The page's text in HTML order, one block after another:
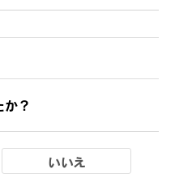
？
いいえ